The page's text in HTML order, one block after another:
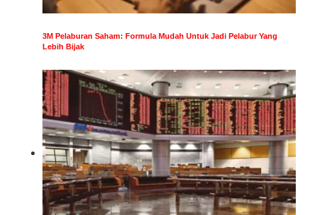
3M Pelaburan Saham: Formula Mudah Untuk Jadi Pelabur Yang
Lebih Bijak